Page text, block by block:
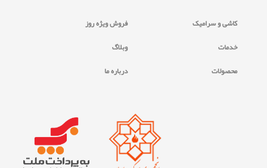
کاشی و سرامیک
خدمات
محصولات
فروش ویژه روز
وبلاگ
درباره ما